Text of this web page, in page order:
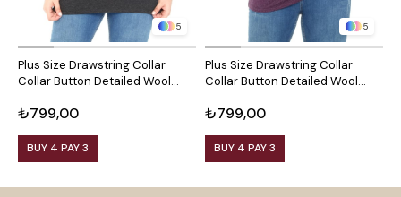
5
Plus Size Drawstring Collar
Collar Button Detailed Wool
₺799,00
BUY 4 PAY 3
5
Plus Size Drawstring Collar
Collar Button Detailed Wool
₺799,00
BUY 4 PAY 3